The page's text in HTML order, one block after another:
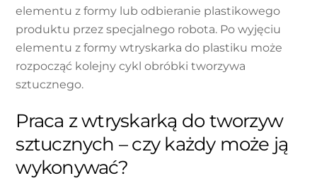
elementu z formy lub odbieranie plastikowego
produktu przez specjalnego robota. Po wyjęciu
elementu z formy wtryskarka do plastiku może
rozpocząć kolejny cykl obróbki tworzywa
sztucznego.
Praca z wtryskarką do tworzyw
sztucznych – czy każdy może ją
wykonywać?